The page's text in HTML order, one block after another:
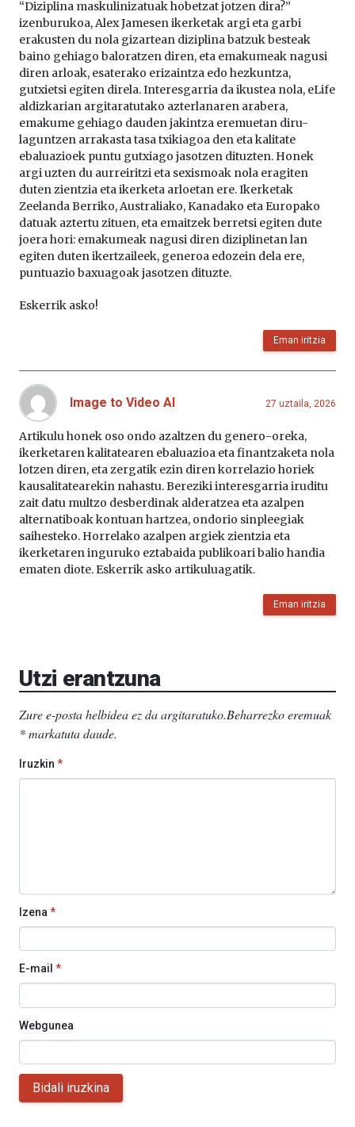
“Diziplina maskulinizatuak hobetzat jotzen dira?”
izenburukoa, Alex Jamesen ikerketak argi eta garbi
erakusten du nola gizartean diziplina batzuk besteak
baino gehiago baloratzen diren, eta emakumeak nagusi
diren arloak, esaterako erizaintza edo hezkuntza,
gutxietsi egiten direla. Interesgarria da ikustea nola, eLife
aldizkarian argitaratutako azterlanaren arabera,
emakume gehiago dauden jakintza eremuetan diru-
laguntzen arrakasta tasa txikiagoa den eta kalitate
ebaluazioek puntu gutxiago jasotzen dituzten. Honek
argi uzten du aurreiritzi eta sexismoak nola eragiten
duten zientzia eta ikerketa arloetan ere. Ikerketak
Zeelanda Berriko, Australiako, Kanadako eta Europako
datuak aztertu zituen, eta emaitzek berretsi egiten dute
joera hori: emakumeak nagusi diren diziplinetan lan
egiten duten ikertzaileek, generoa edozein dela ere,
puntuazio baxuagoak jasotzen dituzte.
Eskerrik asko!
Eman iritzia
Image to Video AI 27 uztaila, 2026
Artikulu honek oso ondo azaltzen du genero-oreka,
ikerketaren kalitatearen ebaluazioa eta finantzaketa nola
lotzen diren, eta zergatik ezin diren korrelazio horiek
kausalitatearekin nahastu. Bereziki interesgarria iruditu
zait datu multzo desberdinak alderatzea eta azalpen
alternatiboak kontuan hartzea, ondorio sinpleegiak
saihesteko. Horrelako azalpen argiek zientzia eta
ikerketaren inguruko eztabaida publikoari balio handia
ematen diote. Eskerrik asko artikuluagatik.
Eman iritzia
Utzi erantzuna
Zure e-posta helbidea ez da argitaratuko.Beharrezko eremuak
*markatuta daude.
Iruzkin *
Izena *
E-mail *
Webgunea
Bidali iruzkina